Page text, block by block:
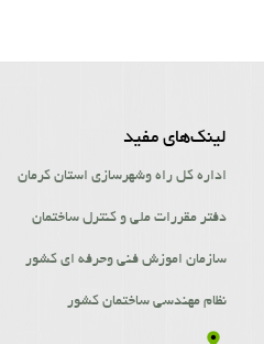
لینک‌‌های مفید
اداره کل راه وشهرسازی استان کرمان
دفتر مقررات ملی و کنترل ساختمان
سازمان اموزش فنی وحرفه ای کشور
نظام مهندسی ساختمان کشور